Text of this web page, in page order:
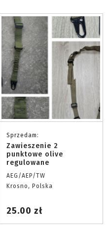
Sprzedam:
Zawieszenie 2
punktowe olive
regulowane
AEG/AEP/TW
Krosno, Polska
25.00 zł